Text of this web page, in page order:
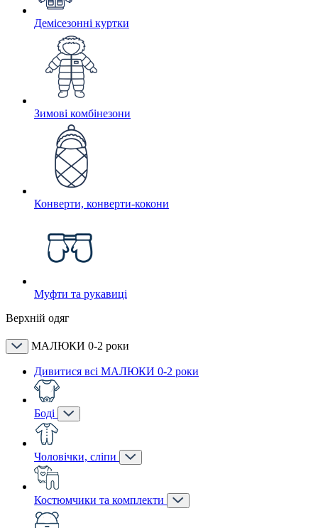
Демісезонні куртки
Зимові комбінезони
Конверти, конверти-кокони
Муфти та рукавиці
Верхній одяг
МАЛЮКИ 0-2 роки
Дивитися всі МАЛЮКИ 0-2 роки
Боді
Чоловічки, сліпи
Костюмчики та комплекти